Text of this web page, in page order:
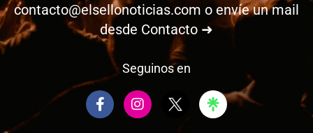
contacto@elsellonoticias.com o envíe un mail
desde Contacto ➜
Seguinos en
F
a
I
n